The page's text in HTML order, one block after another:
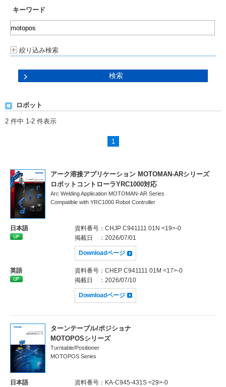
キーワード
絞り込み検索
ロボット
2 件中 1-2 件表示
1
アーク溶接アプリケーション MOTOMAN-ARシリーズ
ロボットコントローラYRC1000対応
Arc Welding Application MOTOMAN-AR Series
Compatible with YRC1000 Robot Controller
日本語 資料番号 ：CHJP C941111 01N <19>-0
掲載日
：2026/07/01
Downloadページ
英語 資料番号 ：CHEP C941111 01M <17>-0
掲載日
：2026/07/10
Downloadページ
ターンテーブル/ポジショナ
MOTOPOSシリーズ
Turntable/Positioner
MOTOPOS Series
日本語 資料番号 ：KA-C945-431S <29>-0